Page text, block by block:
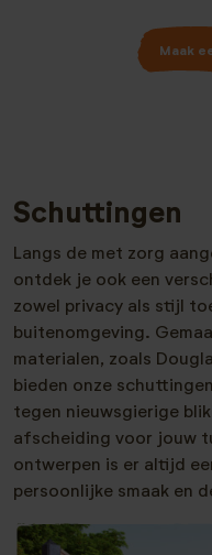
Maak
Schuttingen
Langs de met zorg
ontdek je ook een
zowel privacy als stijl
buitenomgeving.
materialen, zoals
bieden onze
tegen nieuwsgierige
afscheiding voor jouw
ontwerpen is er altijd
persoonlijke smaak en